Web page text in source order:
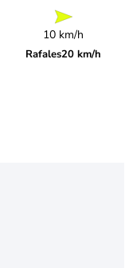
10 km/h
Rafales20 km/h